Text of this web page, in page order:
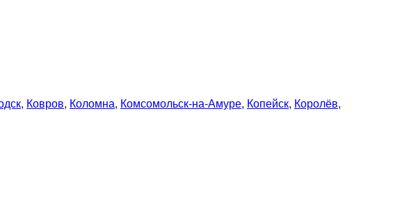
, Ковров, Коломна, Комсомольск-на-Амуре, Копейск, Королёв,